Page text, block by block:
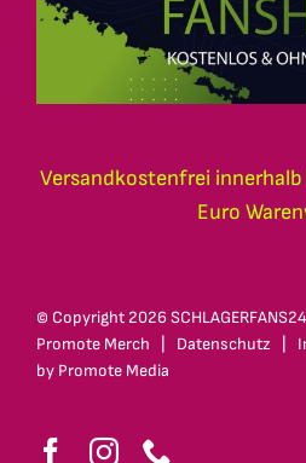
Versandkostenfrei
Euro
© Copyright 2026
Promote Merch
Datenschutz
by Promote Media